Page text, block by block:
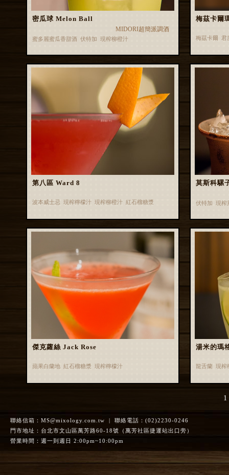
密瓜球 Melon Ball
MIDORI超簡派調酒
蜜多麗蜜瓜香甜酒 伏特加 現榨柳橙汁
梅茲卡爾
梅茲卡爾 君
第八區 Ward 8
波本威士忌 現榨檸檬汁 現榨柳橙汁 紅石榴糖漿
莫斯科騾
伏特加 現榨
傑克蘿絲 Jack Rose
蘋果白蘭地 紅石榴糖漿 現榨檸檬汁
湯米的瑪
龍舌蘭 現榨
1
聯絡信箱： MS@mixology.com.tw | 聯絡電話：(02)2230-0246
門市地址：台北市文山區萬芳路60-18號（萬芳社區捷運站出口旁）
營業時間：週一到週日 2:00pm~10:00pm